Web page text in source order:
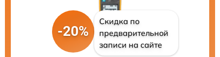
-20%
Скидка по
предварительной
записи на сайте